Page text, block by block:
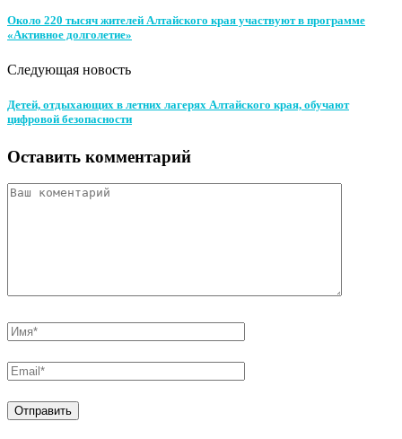
Около 220 тысяч жителей Алтайского края участвуют в программе
«Активное долголетие»
Следующая новость
Детей, отдыхающих в летних лагерях Алтайского края, обучают
цифровой безопасности
Оставить комментарий